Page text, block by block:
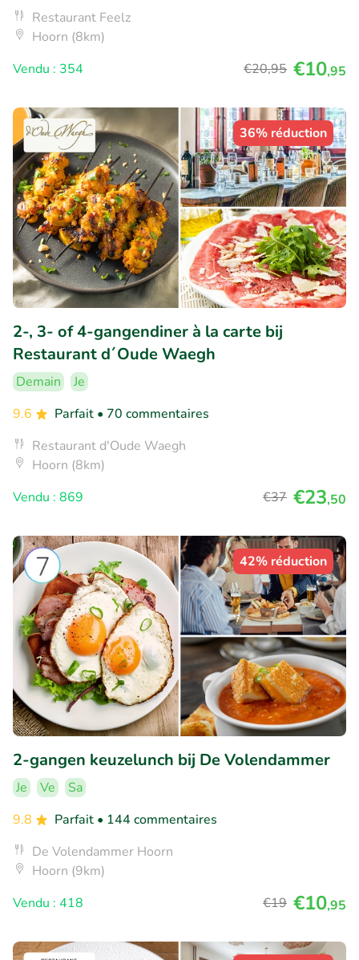
Restaurant Feelz
Hoorn (8km)
Vendu : 354
€20,95 €10,95
36% réduction
2-, 3- of 4-gangendiner à la carte bij
Restaurant d´Oude Waegh
Demain
Je
9.6
Parfait • 70 commentaires
Restaurant d'Oude Waegh
Hoorn (8km)
Vendu : 869
€37 €23,50
42% réduction
2-gangen keuzelunch bij De Volendammer
Je Ve
Sa
9.8
Parfait • 144 commentaires
De Volendammer Hoorn
Hoorn (9km)
Vendu : 418
€19 €10,95